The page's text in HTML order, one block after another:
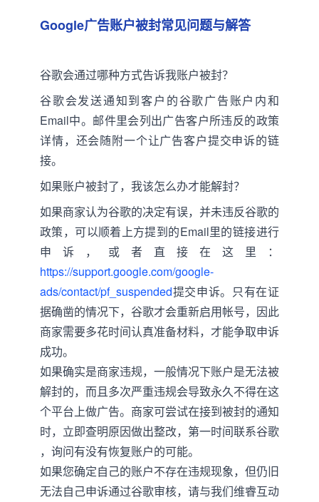
Google广告账户被封常见问题与解答
谷歌会通过哪种方式告诉我账户被封？
谷歌会发送通知到客户的谷歌广告账户内和
Email中。邮件里会列出广告客户所违反的政策
详情，还会随附一个让广告客户提交申诉的链
接。
如果账户被封了，我该怎么办才能解封？
如果商家认为谷歌的决定有误，并未违反谷歌的
政策，可以顺着上方提到的Email里的链接进行
申诉，或者直接在这里：
https://support.google.com/google-
ads/contact/pf_suspended提交申诉。只有在证
据确凿的情况下，谷歌才会重新启用帐号，因此
商家需要多花时间认真准备材料，才能争取申诉
成功。
如果确实是商家违规，一般情况下账户是无法被
解封的，而且多次严重违规会导致永久不得在这
个平台上做广告。商家可尝试在接到被封的通知
时，立即查明原因做出整改，第一时间联系谷歌
，询问有没有恢复账户的可能。
如果您确定自己的账户不存在违规现象，但仍旧
无法自己申诉通过谷歌审核，请与我们维睿互动